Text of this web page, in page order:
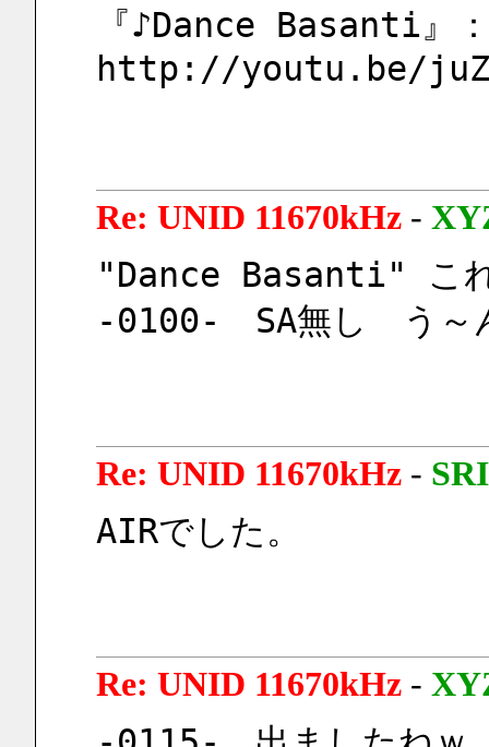
『♪Dance Basanti』
http://youtu.be/
Re: UNID 11670kHz-
"Dance Basanti" これ
-0100-　SA無し　う
Re: UNID 11670kHz- SRI
AIRでした。
Re: UNID 11670kHz-